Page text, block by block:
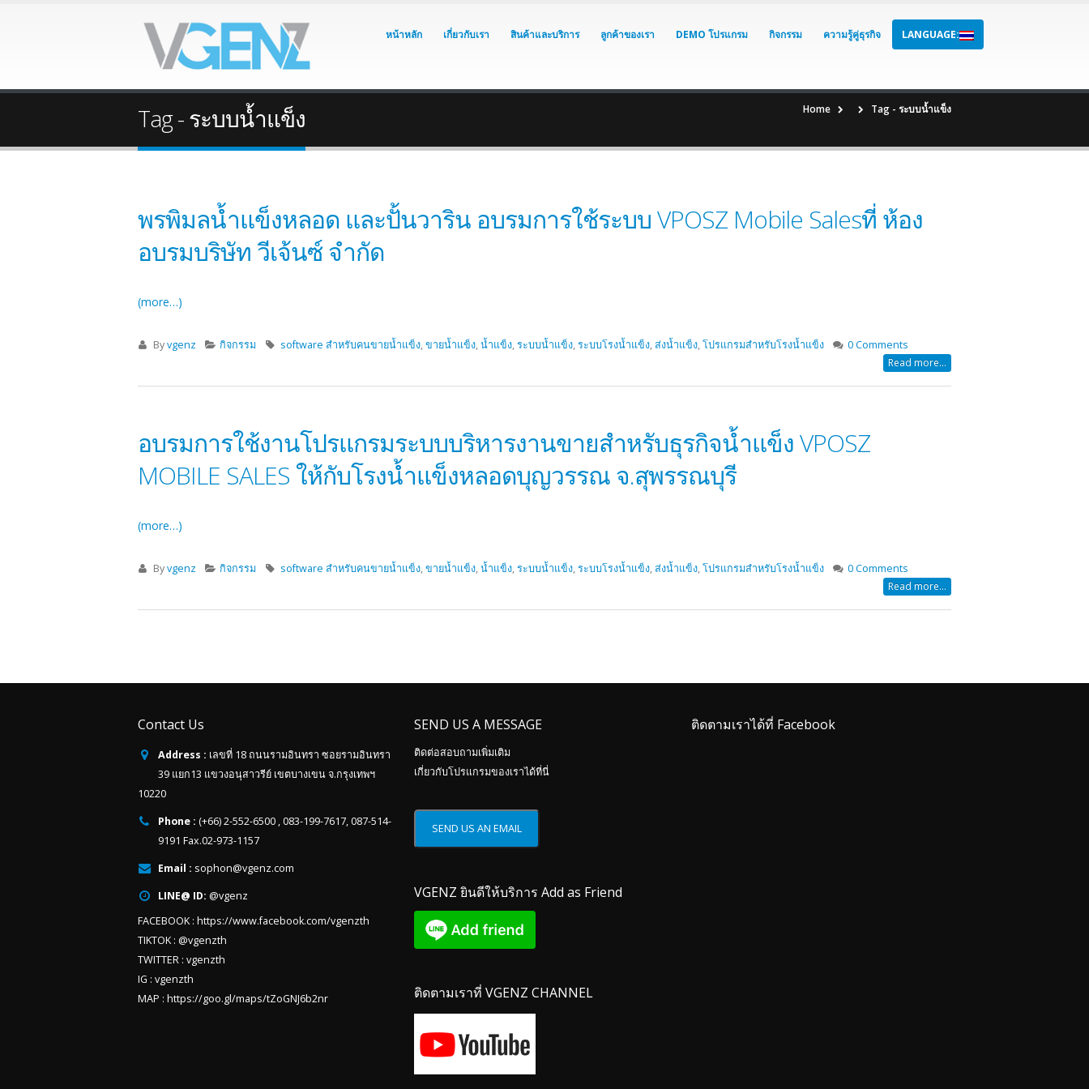
หน้าหลัก เกี่ยวกับเรา สินค้าและบริการ ลูกค้าของเรา DEMO โปรแกรม กิจกรรม ความรู้คู่ธุรกิจ LANGUAGE:
Home Tag - ระบบน้ำแข็ง
Tag - ระบบน้ำแข็ง
พรพิมลน้ำแข็งหลอด และปั้นวาริน อบรมการใช้ระบบ VPOSZ Mobile Salesที่ ห้อง
อบรมบริษัท วีเจ้นซ์ จำกัด
(more…)
Byvgenz กิจกรรม software สำหรับคนขายน้ำแข็ง,ขายน้ำแข็ง,น้ำแข็ง,ระบบน้ำแข็ง,ระบบโรงน้ำแข็ง,ส่งน้ำแข็ง,โปรแกรมสำหรับโรงน้ำแข็ง
0 Comments
Read more...
อบรมการใช้งานโปรแกรมระบบบริหารงานขายสำหรับธุรกิจน้ำแข็ง VPOSZ
MOBILE SALES ให้กับโรงน้ำแข็งหลอดบุญวรรณ จ.สุพรรณบุรี
(more…)
Byvgenz กิจกรรม software สำหรับคนขายน้ำแข็ง,ขายน้ำแข็ง,น้ำแข็ง,ระบบน้ำแข็ง,ระบบโรงน้ำแข็ง,ส่งน้ำแข็ง,โปรแกรมสำหรับโรงน้ำแข็ง
0 Comments
Read more...
Contact Us
Address : เลขที่ 18 ถนนรามอินทรา ซอยรามอินทรา
39 แยก13 แขวงอนุสาวรีย์ เขตบางเขน จ.กรุงเทพฯ
10220
Phone : (+66) 2-552-6500 , 083-199-7617, 087-514-
9191 Fax.02-973-1157
Email : sophon@vgenz.com
LINE@ ID: @vgenz
FACEBOOK : https://www.facebook.com/vgenzth
TIKTOK : @vgenzth
TWITTER : vgenzth
IG : vgenzth
MAP : https://goo.gl/maps/tZoGNJ6b2nr
SEND US A MESSAGE
ติดต่อสอบถามเพิ่มเติม
เกี่ยวกับโปรแกรมของเราได้ที่นี่
VGENZ ยินดีให้บริการ Add as Friend
ติดตามเราที่ VGENZ CHANNEL
ติดตามเราได้ที่ Facebook